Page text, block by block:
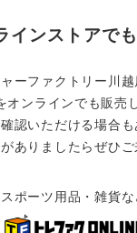
インストアで
ャーファクトリー川越
オンラインでも販売
認いただける場合も
ありましたらぜひご
ポーツ用品・雑貨